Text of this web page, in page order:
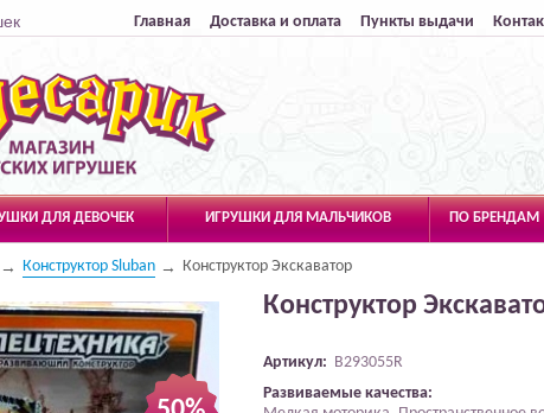
Главная Доставка и оплата Пункты выдачи
ДЛЯ ДЕВОЧЕК ИГРУШКИ ДЛЯ МАЛЬЧИКОВ ПО БРЕНДАМ
Конструктор Sluban Конструктор Экскаватор
Конструктор
Артикул: B293055R
Развиваемые качества: